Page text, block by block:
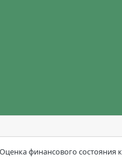
Оценка финансового состояния